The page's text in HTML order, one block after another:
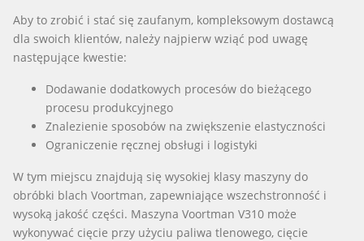
Aby to zrobić i stać się zaufanym, kompleksowym dostawcą
dla swoich klientów, należy najpierw wziąć pod uwagę
następujące kwestie:
Dodawanie dodatkowych procesów do bieżącego
procesu produkcyjnego
Znalezienie sposobów na zwiększenie elastyczności
Ograniczenie ręcznej obsługi i logistyki
W tym miejscu znajdują się wysokiej klasy maszyny do
obróbki blach Voortman, zapewniające wszechstronność i
wysoką jakość części. Maszyna Voortman V310 może
wykonywać cięcie przy użyciu paliwa tlenowego, cięcie